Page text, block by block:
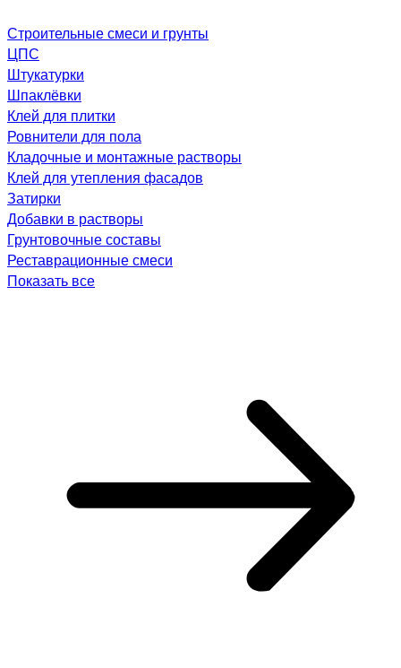
Строительные смеси и грунты
ЦПС
Штукатурки
Шпаклёвки
Клей для плитки
Ровнители для пола
Кладочные и монтажные растворы
Клей для утепления фасадов
Затирки
Добавки в растворы
Грунтовочные составы
Реставрационные смеси
Показать все